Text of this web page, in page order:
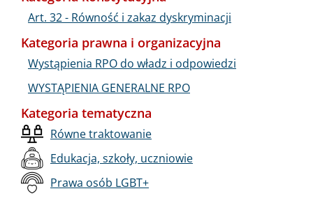
Art. 32 - Równość i zakaz dyskryminacji
Kategoria prawna i organizacyjna
Wystąpienia RPO do władz i odpowiedzi
WYSTĄPIENIA GENERALNE RPO
Kategoria tematyczna
Równe traktowanie
Edukacja, szkoły, uczniowie
Prawa osób LGBT+